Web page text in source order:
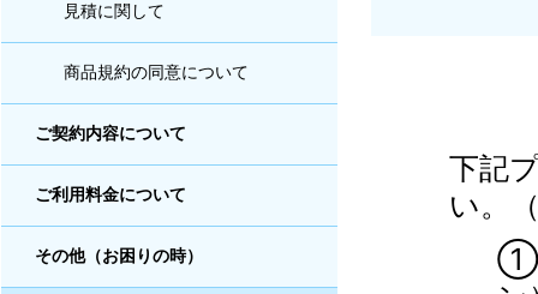
見積に関して
商品規約の同意について
ご契約内容について
ご利用料金について
その他（お困りの時）
下記
い。
①